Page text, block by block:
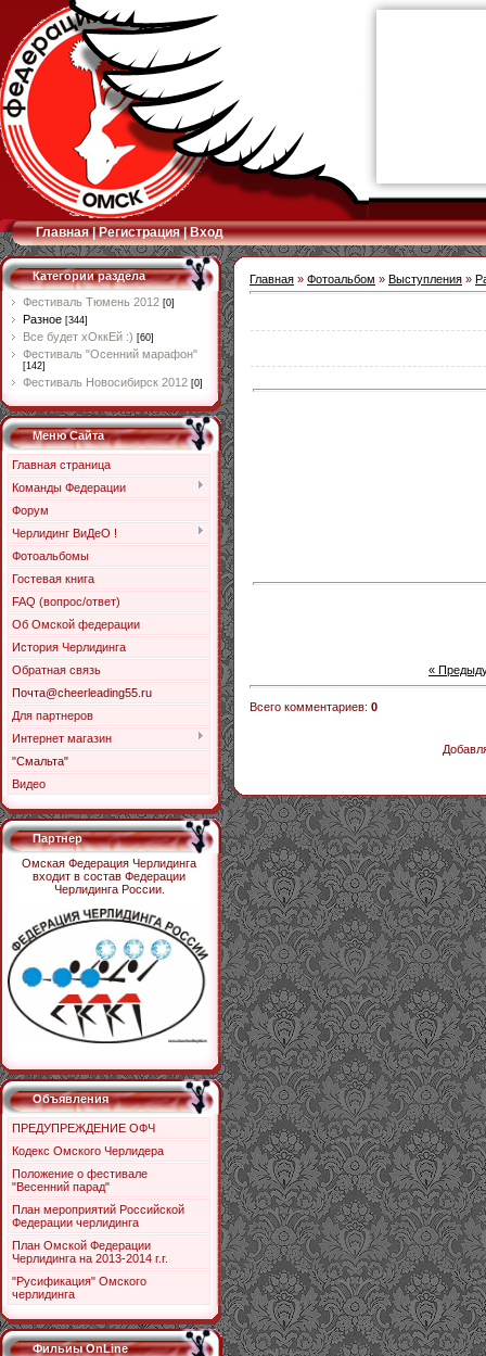
Главная|Регистрация|Вход
Категории раздела
Фестиваль Тюмень 2012 [0]
Разное [344]
Все будет хОккЕй :) [60]
Фестиваль "Осенний марафон"
[142]
Фестиваль Новосибирск 2012 [0]
Меню Сайта
Главная страница
Команды Федерации
Форум
Черлидинг ВиДеО !
Фотоальбомы
Гостевая книга
FAQ (вопрос/ответ)
Об Омской федерации
История Черлидинга
Обратная связь
Почта@cheerleading55.ru
Для партнеров
Интернет магазин
"Смальта"
Видео
Партнер
Омская Федерация Черлидинга
входит в состав Федерации
Черлидинга России.
Объявления
ПРЕДУПРЕЖДЕНИЕ ОФЧ
Кодекс Омского Черлидера
Положение о фестивале
"Весенний парад"
План мероприятий Российской
Федерации черлидинга
План Омской Федерации
Черлидинга на 2013-2014 г.г.
"Русификация" Омского
черлидинга
Фильиы OnLine
Главная » Фотоальбом » Выступления »
«
Всего комментариев: 0